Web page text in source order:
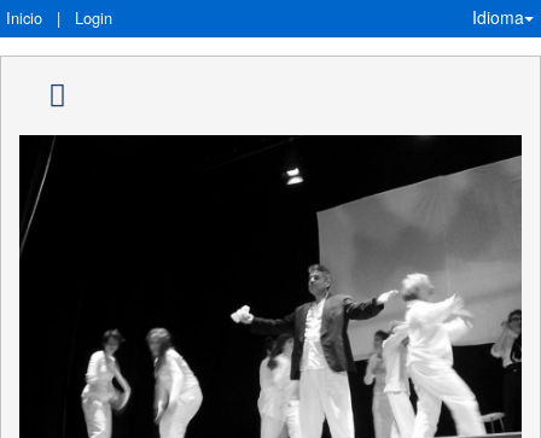
Inicio | Login Idioma